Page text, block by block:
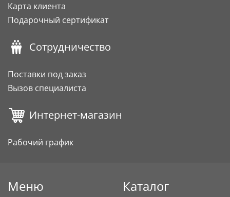
Карта клиента
Подарочный сертификат
Сотрудничество
Поставки под заказ
Вызов специалиста
Интернет-магазин
Рабочий график
Меню Каталог